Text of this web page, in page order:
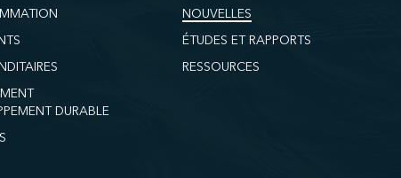
DURABLE
NOUVELLES
ÉTUDES ET RAPPORTS
RESSOURCES